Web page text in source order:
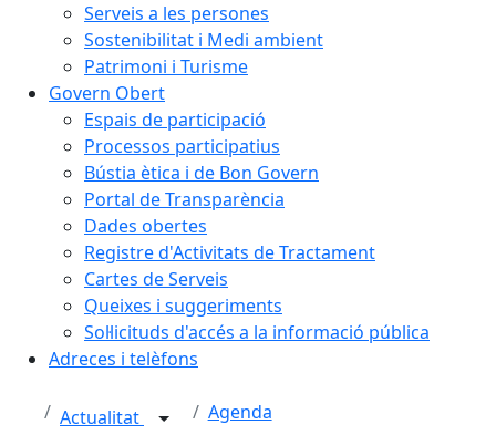
Serveis a les persones
Sostenibilitat i Medi ambient
Patrimoni i Turisme
Govern Obert
Espais de participació
Processos participatius
Bústia ètica i de Bon Govern
Portal de Transparència
Dades obertes
Registre d'Activitats de Tractament
Cartes de Serveis
Queixes i suggeriments
Sol·licituds d'accés a la informació pública
Adreces i telèfons
Actualitat Agenda